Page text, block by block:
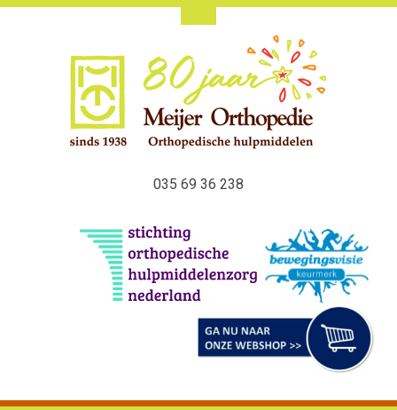
035 69 36 238